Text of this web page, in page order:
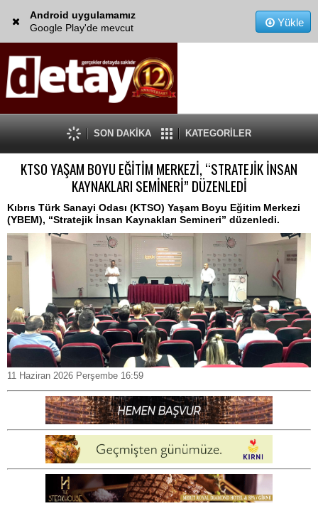
Android uygulamamız
Google Play'de mevcut
Yükle
SON DAKİKA KATEGORİLER
KTSO YAŞAM BOYU EĞİTİM MERKEZİ, “STRATEJİK İNSAN
KAYNAKLARI SEMİNERİ” DÜZENLEDİ
Kıbrıs Türk Sanayi Odası (KTSO) Yaşam Boyu Eğitim Merkezi
(YBEM), “Stratejik İnsan Kaynakları Semineri” düzenledi.
11 Haziran 2026 Perşembe 16:59